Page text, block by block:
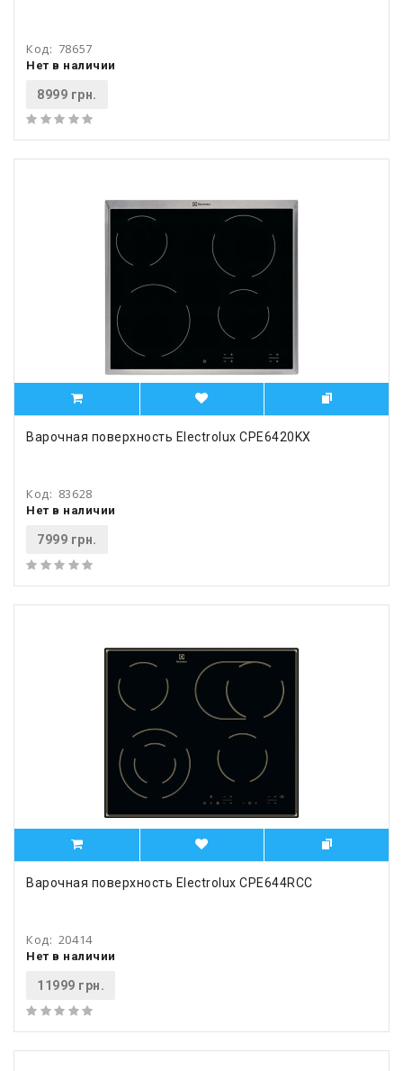
Код: 78657
Нет в наличии
8999 грн.
Варочная поверхность Electrolux CPE6420KX
Код: 83628
Нет в наличии
7999 грн.
Варочная поверхность Electrolux CPE644RCC
Код: 20414
Нет в наличии
11999 грн.